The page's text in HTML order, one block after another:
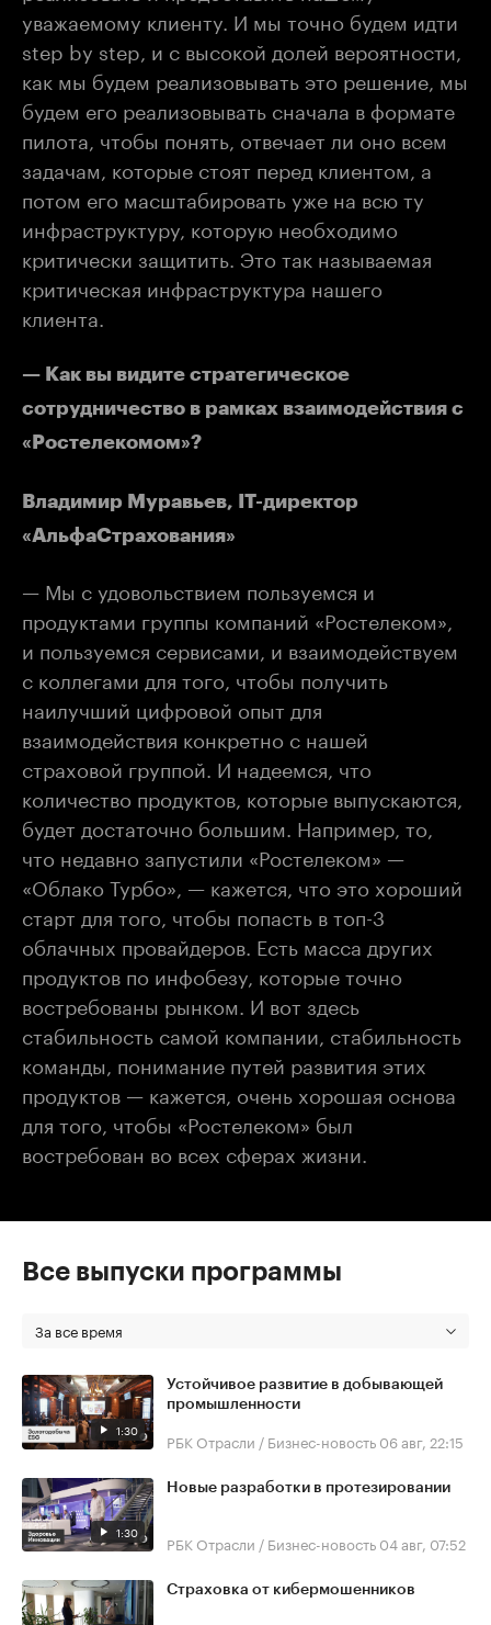
уважаемому клиенту. И мы точно будем идти
step by step, и с высокой долей вероятности,
как мы будем реализовывать это решение, мы
будем его реализовывать сначала в формате
пилота, чтобы понять, отвечает ли оно всем
задачам, которые стоят перед клиентом, а
потом его масштабировать уже на всю ту
инфраструктуру, которую необходимо
критически защитить. Это так называемая
критическая инфраструктура нашего
клиента.
— Как вы видите стратегическое
сотрудничество в рамках взаимодействия с
«Ростелекомом»?
Владимир Муравьев, IТ-директор
«АльфаСтрахования»
— Мы с удовольствием пользуемся и
продуктами группы компаний «Ростелеком»,
и пользуемся сервисами, и взаимодействуем
с коллегами для того, чтобы получить
наилучший цифровой опыт для
взаимодействия конкретно с нашей
страховой группой. И надеемся, что
количество продуктов, которые выпускаются,
будет достаточно большим. Например, то,
что недавно запустили «Ростелеком» —
«Облако Турбо», — кажется, что это хороший
старт для того, чтобы попасть в топ-3
облачных провайдеров. Есть масса других
продуктов по инфобезу, которые точно
востребованы рынком. И вот здесь
стабильность самой компании, стабильность
команды, понимание путей развития этих
продуктов — кажется, очень хорошая основа
для того, чтобы «Ростелеком» был
востребован во всех сферах жизни.
Все выпуски программы
За все время
1:30
Устойчивое развитие в добывающей
промышленности
РБК Отрасли / Бизнес-новость 06 авг, 22:15
1:30
Новые разработки в протезировании
РБК Отрасли / Бизнес-новость 04 авг, 07:52
Страховка от кибермошенников